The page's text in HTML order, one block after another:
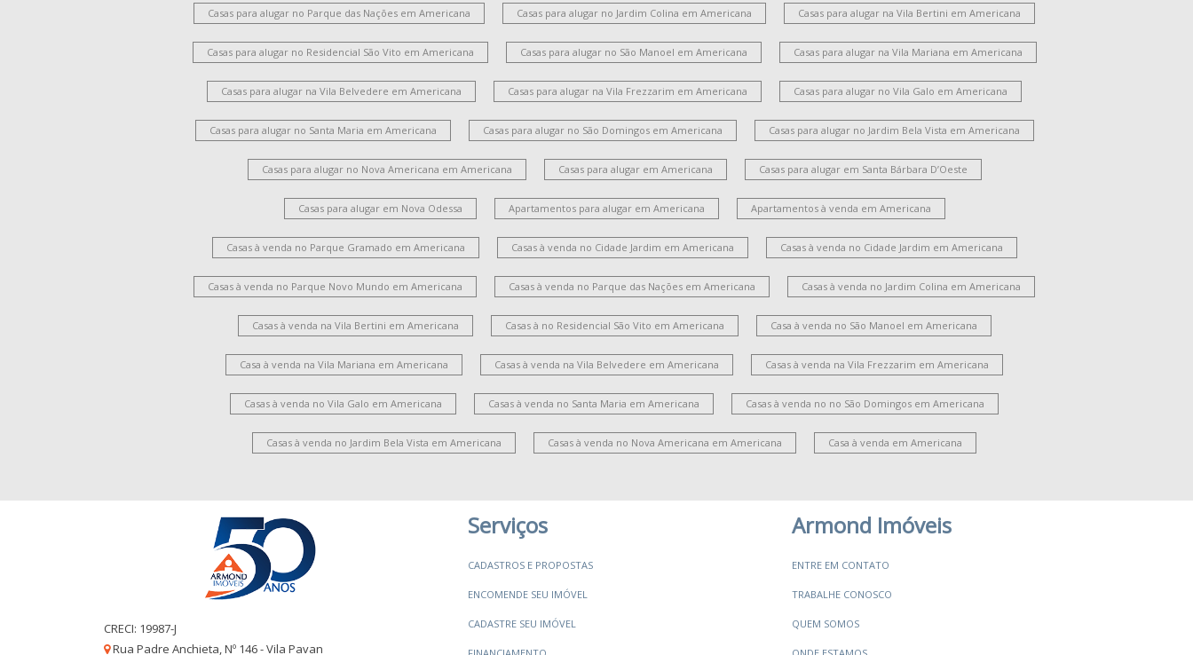
Chácara Machadinho II
Santa Cruz
Vila Belvedere
Parque Novo Mundo
Jardim Progresso
Vila Frezzarim Jardim Glória
Casas para alugar no Parque das Nações em Americana Casas para alugar no Jardim Colina em Americana Casas para alugar na Vila Bertini em Americana
Casas para alugar no Residencial São Vito em Americana Casas para alugar no São Manoel em Americana Casas para alugar na Vila Mariana em Americana
Casas para alugar na Vila Belvedere em Americana Casas para alugar na Vila Frezzarim em Americana Casas para alugar no Vila Galo em Americana
Casas para alugar no Santa Maria em Americana Casas para alugar no São Domingos em Americana Casas para alugar no Jardim Bela Vista em Americana
Casas para alugar no Nova Americana em Americana Casas para alugar em Americana Casas para alugar em Santa Bárbara D’Oeste
Casas para alugar em Nova Odessa Apartamentos para alugar em Americana Apartamentos à venda em Americana
Casas à venda no Parque Gramado em Americana Casas à venda no Cidade Jardim em Americana Casas à venda no Cidade Jardim em Americana
Casas à venda no Parque Novo Mundo em Americana Casas à venda no Parque das Nações em Americana Casas à venda no Jardim Colina em Americana
Casas à venda na Vila Bertini em Americana Casas à no Residencial São Vito em Americana Casa à venda no São Manoel em Americana
Casa à venda na Vila Mariana em Americana Casas à venda na Vila Belvedere em Americana Casas à venda na Vila Frezzarim em Americana
Casas à venda no Vila Galo em Americana Casas à venda no Santa Maria em Americana Casas à venda no no São Domingos em Americana
Casas à venda no Jardim Bela Vista em Americana Casas à venda no Nova Americana em Americana Casa à venda em Americana
CRECI: 19987-J
Rua Padre Anchieta, Nº 146 - Vila Pavan
Serviços
CADASTROS E PROPOSTAS
ENCOMENDE SEU IMÓVEL
CADASTRE SEU IMÓVEL
Armond Imóveis
ENTRE EM CONTATO
TRABALHE CONOSCO
QUEM SOMOS